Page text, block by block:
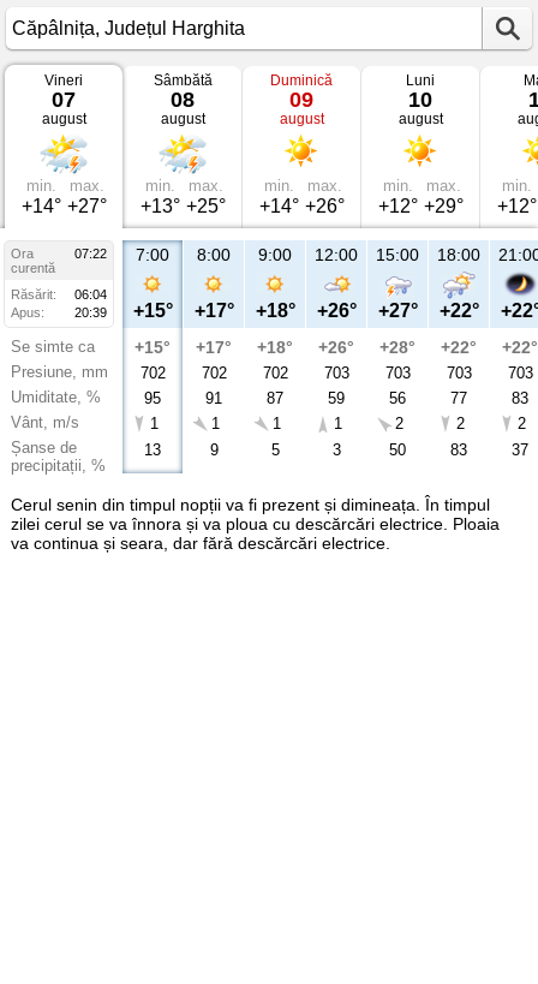
Vremea
Căpâlnița
Județul
Harghita
Vineri
07
august
min.
+14°
max.
+27°
Sâmbătă
08
august
min.
+13°
max.
+25°
Duminică
09
august
min.
+14°
max.
+26°
Luni
10
august
min.
+12°
max.
+29°
min.
+12°
Ora
07:22
curentă
Răsărit:
06:04
Apus:
20:39
Se simte ca
Presiune, mm
Umiditate, %
Vânt, m/s
Șanse de
precipitații, %
7:00
+15°
+15°
702
95
1
13
8:00
+17°
+17°
702
91
1
9
9:00
+18°
+18°
702
87
1
5
12:00
+26°
+26°
703
59
1
3
15:00
+27°
+28°
703
56
2
50
18:00
+22°
+22°
703
77
2
83
+22°
703
83
2
37
Cerul senin din timpul nopții va fi prezent și dimineața. În timpul
zilei cerul se va înnora și va ploua cu descărcări electrice. Ploaia
va continua și seara, dar fără descărcări electrice.